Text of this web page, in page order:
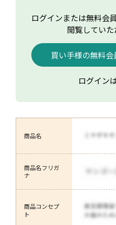
ログインまたは無料会
閲覧していた
買い手様の無料
ログイン
商品名
商品名フリガ
ナ
商品コンセプ
ト